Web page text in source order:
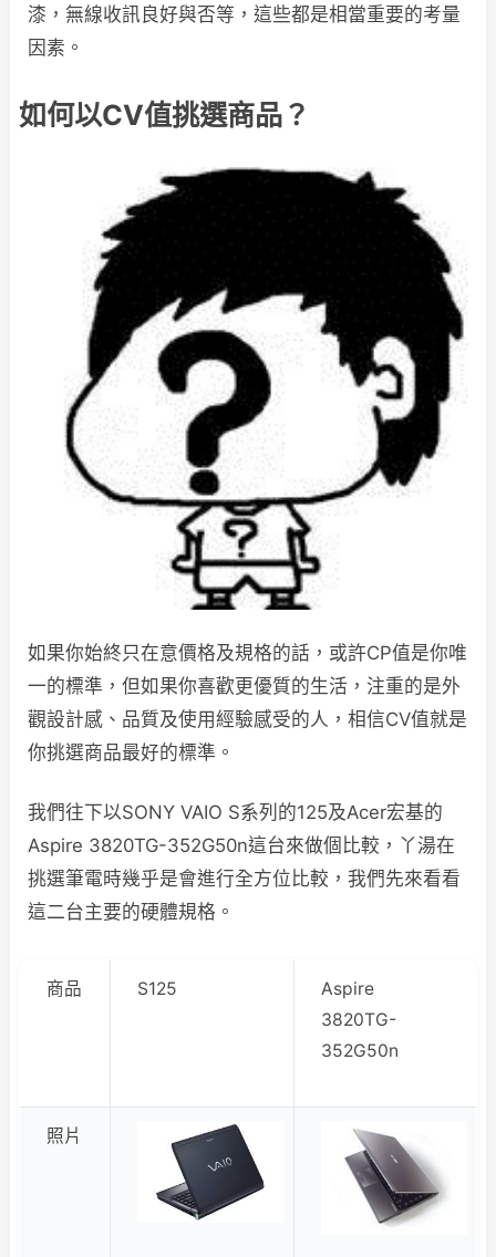
漆，無線收訊良好與否等，這些都是相當重要的考量
因素。
如何以CV值挑選商品？
如果你始終只在意價格及規格的話，或許CP值是你唯
一的標準，但如果你喜歡更優質的生活，注重的是外
觀設計感、品質及使用經驗感受的人，相信CV值就是
你挑選商品最好的標準。
我們往下以SONY VAIO S系列的125及Acer宏基的
Aspire 3820TG-352G50n這台來做個比較，丫湯在
挑選筆電時幾乎是會進行全方位比較，我們先來看看
這二台主要的硬體規格。
商品 S125
Aspire
3820TG-
352G50n
照片